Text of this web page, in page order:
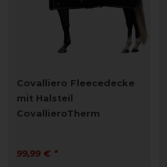
Covalliero Fleecedecke
mit Halsteil
CovallieroTherm
99,99 € *